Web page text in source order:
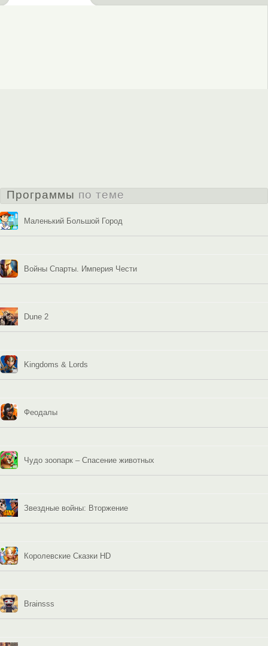
Программы по теме
Маленький Большой Город
Войны Спарты. Империя Чести
Dune 2
Kingdoms & Lords
Феодалы
Чудо зоопарк – Спасение животных
Звездные войны: Вторжение
Королевские Сказки HD
Brainsss